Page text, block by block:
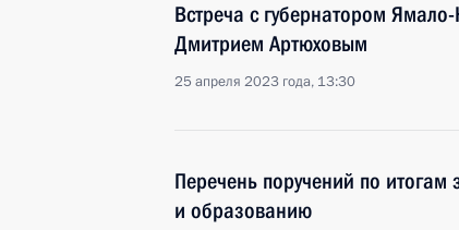
Встреча с губернатором
Дмитрием Артюховым
25 апреля 2023 года, 13:30
Перечень поручений по итогам
и образованию